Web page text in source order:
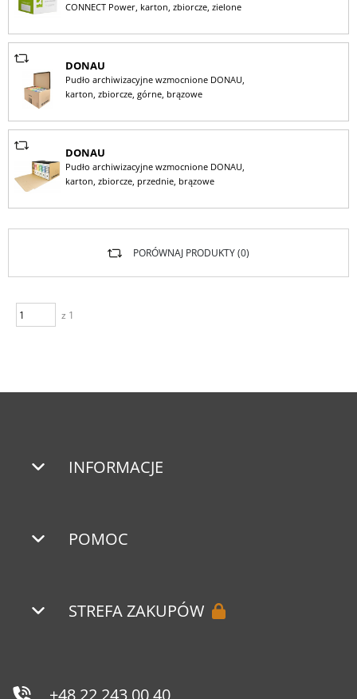
CONNECT Power, karton, zbiorcze, zielone
DONAU
Pudło archiwizacyjne wzmocnione DONAU,
karton, zbiorcze, górne, brązowe
DONAU
Pudło archiwizacyjne wzmocnione DONAU,
karton, zbiorcze, przednie, brązowe
z 1
PORÓWNAJ PRODUKTY (0)
INFORMACJE
POMOC
STREFA ZAKUPÓW
+48 22 243 00 40